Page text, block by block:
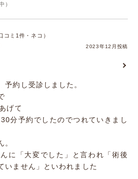
）
コミ1件・ネコ）
2023年12月投稿
予約し受診しました。
げて
分予約でしたのでつれていきまし
。
に「大変でした」と言われ「術後
いません」といわれました